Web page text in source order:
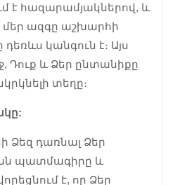
է հազարամյակներով, և
մեր ազգը աշխարհի
դեռևս կանգուն է։ Այս
Դուք և Ձեր ընտանիքը
տեղը։
Ձեզ դառնալ Ձեր
պատմագիրը և
է, որ Ձեր